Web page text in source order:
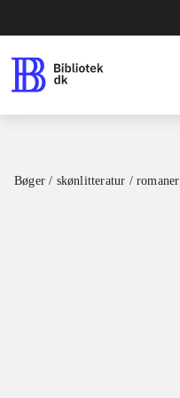
Bøger / skønlitteratur / romaner